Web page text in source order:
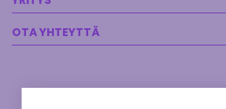
OTA YHTEYTTÄ